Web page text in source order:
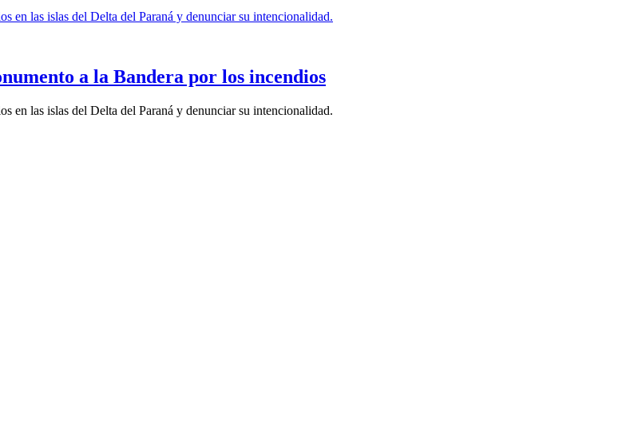
en las islas del Delta del Paraná y denunciar su intencionalidad.
a la Bandera por los incendios
en las islas del Delta del Paraná y denunciar su intencionalidad.